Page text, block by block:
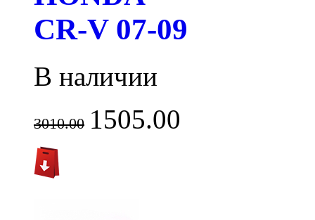
CR-V 07-09
В наличии
3010.00 1505.00